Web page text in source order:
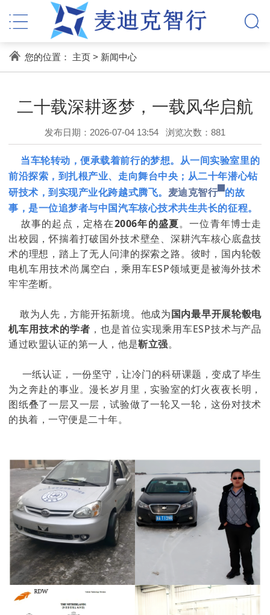
您的位置： 主页> 新闻中心
二十载深耕逐梦，一载风华启航
发布日期：2026-07-04 13:54 浏览次数：881
当车轮转动，便承载着前行的梦想。从一间实验室里的
前沿探索，到扎根产业、走向舞台中央；从二十年潜心钻
研技术，到实现产业化跨越式腾飞。 麦迪克智行 的故
事，是一位追梦者与中国汽车核心技术共生共长的征程。
故事的起点，定格在2006年的盛夏。一位青年博士走
出校园，怀揣着打破国外技术壁垒、深耕汽车核心底盘技
术的理想，踏上了无人问津的探索之路。彼时，国内轮毂
电机车用技术尚属空白，乘用车ESP领域更是被海外技术
牢牢垄断。
敢为人先，方能开拓新境。他成为国内最早开展轮毂电
机车用技术的学者 ，也是首位实现乘用车ESP技术与产品
通过欧盟认证的第一人，他是靳立强。
一纸认证，一份坚守，让冷门的科研课题，变成了毕生
为之奔赴的事业。漫长岁月里，实验室的灯火夜夜长明，
图纸叠了一层又一层，试验做了一轮又一轮，这份对技术
的执着，一守便是二十年。